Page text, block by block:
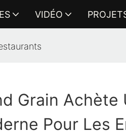
VIDÉO
Grain Achète
Pour Les